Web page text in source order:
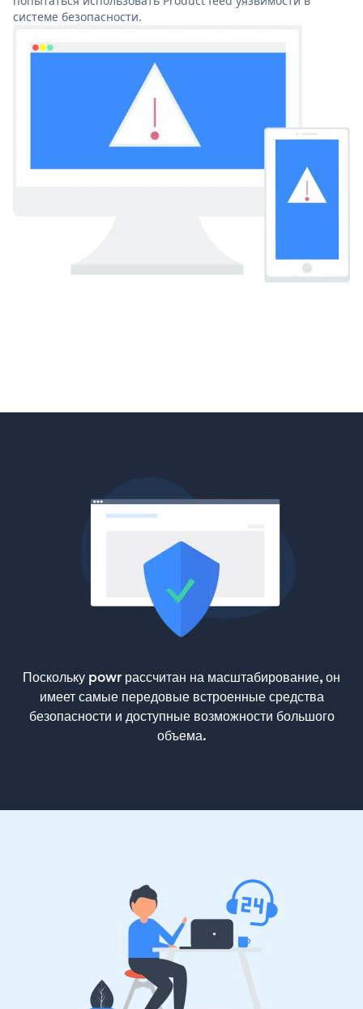
системе безопасности.
Поскольку powr рассчитан на масштабирование, он
имеет самые передовые встроенные средства
безопасности и доступные возможности большого
объема.